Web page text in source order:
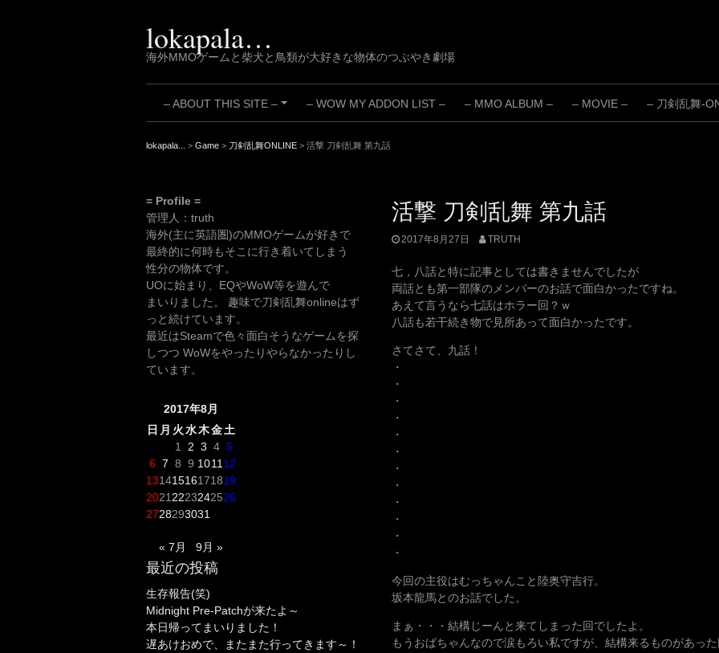
lokapala…
海外MMOゲームと柴犬と鳥類が大好きな物体のつぶやき劇場
+
– ABOUT THIS SITE – – WOW MY ADDON LIST – – MMO ALBUM – – MOVIE – – 刀剣乱舞-
lokapala... > Game > 刀剣乱舞ONLINE > 活撃 刀剣乱舞 第九話
活撃 刀剣乱舞 第九話
2017年8月27日 TRUTH
七，八話と特に記事としては書きませんでしたが
両話とも第一部隊のメンバーのお話で面白かったですね。
あえて言うなら七話はホラー回？ｗ
八話も若干続き物で見所あって面白かったです。
さてさて、九話！
・
・
・
・
・
・
・
・
・
・
・
・
今回の主役はむっちゃんこと陸奥守吉行。
坂本龍馬とのお話でした。
まぁ・・・結構じーんと来てしまった回でしたよ。
もうおばちゃんなので涙もろい私ですが、結構来るものがあった
= Profile =
管理人：truth
海外(主に英語圏)のMMOゲームが好きで
最終的に何時もそこに行き着いてしまう
性分の物体です。
UOに始まり、EQやWoW等を遊んで
まいりました。 趣味で刀剣乱舞onlineはず
っと続けています。
最近はSteamで色々面白そうなゲームを探
しつつ WoWをやったりやらなかったりし
ています。
2017年8月
日 月 火水木金土
1
2 3 4 5
6 7 8 9 1011 12
13141516171819
2021 2223242526
2728293031
« 7月 9月 »
最近の投稿
生存報告(笑)
Midnight Pre-Patchが来たよ～
本日帰ってまいりました！
遅あけおめで、またまた行ってきます～！